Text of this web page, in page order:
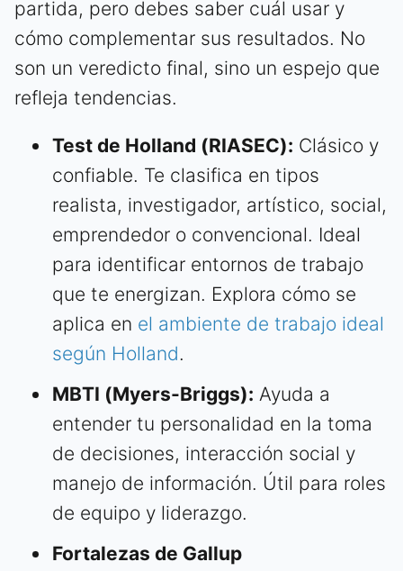
partida, pero debes saber cuál usar y
cómo complementar sus resultados. No
son un veredicto final, sino un espejo que
refleja tendencias.
Test de Holland (RIASEC): Clásico y
confiable. Te clasifica en tipos
realista, investigador, artístico, social,
emprendedor o convencional. Ideal
para identificar entornos de trabajo
que te energizan. Explora cómo se
aplica en el ambiente de trabajo ideal
según Holland.
MBTI (Myers-Briggs): Ayuda a
entender tu personalidad en la toma
de decisiones, interacción social y
manejo de información. Útil para roles
de equipo y liderazgo.
Fortalezas de Gallup